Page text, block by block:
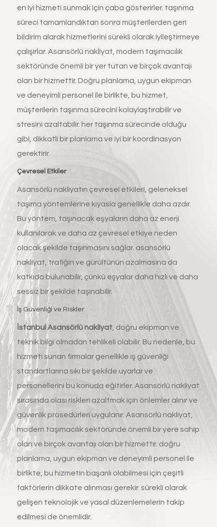
en iyi hizmeti sunmak için çaba gösterirler. taşınma
süreci tamamlandıktan sonra müşterilerden geri
bildirim alarak hizmetlerini sürekli olarak iyileştirmeye
çalışırlar. Asansörlü nakliyat, modern taşımacılık
sektöründe önemli bir yer tutan ve birçok avantajı
olan bir hizmettir. Doğru planlama, uygun ekipman
ve deneyimli personel ile birlikte, bu hizmet,
müşterilerin taşınma sürecini kolaylaştırabilir ve
stresini azaltabilir. her taşınma sürecinde olduğu
gibi, dikkatli bir planlama ve iyi bir koordinasyon
gerektirir.
Çevresel Etkiler
Asansörlü nakliyatın çevresel etkileri, geleneksel
taşıma yöntemlerine kıyasla genellikle daha azdır.
Bu yöntem, taşınacak eşyaların daha az enerji
kullanılarak ve daha az çevresel etkiye neden
olacak şekilde taşınmasını sağlar. asansörlü
nakliyat, trafiğin ve gürültünün azalmasına da
katkıda bulunabilir, çünkü eşyalar daha hızlı ve daha
sessiz bir şekilde taşınabilir.
İş Güvenliği ve Riskler
İstanbulAsansörlü nakliyat , doğru ekipman ve
teknik bilgi olmadan tehlikeli olabilir. Bu nedenle, bu
hizmeti sunan firmalar genellikle iş güvenliği
standartlarına sıkı bir şekilde uyarlar ve
personellerini bu konuda eğitirler. Asansörlü nakliyat
sırasında olası riskleri azaltmak için önlemler alınır ve
güvenlik prosedürleri uygulanır. Asansörlü nakliyat,
modern taşımacılık sektöründe önemli bir yere sahip
olan ve birçok avantajı olan bir hizmettir. doğru
planlama, uygun ekipman ve deneyimli personel ile
birlikte, bu hizmetin başarılı olabilmesi için çeşitli
faktörlerin dikkate alınması gerekir. sürekli olarak
gelişen teknolojik ve yasal düzenlemelerin takip
edilmesi de önemlidir.